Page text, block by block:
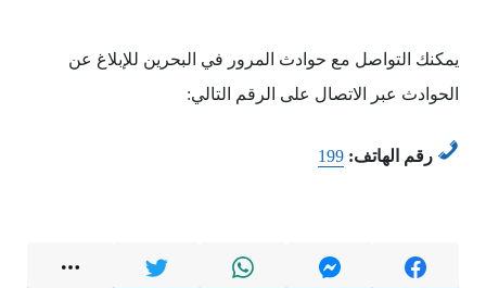
يمكنك التواصل مع حوادث المرور في البحرين للإبلاغ عن
الحوادث عبر الاتصال على الرقم التالي:
رقم الهاتف: 199